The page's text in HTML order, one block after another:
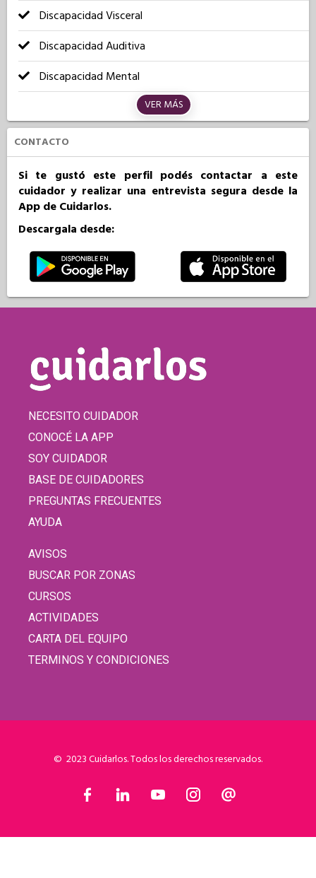
Discapacidad Visceral
Discapacidad Auditiva
Discapacidad Mental
VER MÁS
CONTACTO
Si te gustó este perfil podés contactar a este
cuidador y realizar una entrevista segura desde la
App de Cuidarlos.
Descargala desde:
NECESITO CUIDADOR
CONOCÉ LA APP
SOY CUIDADOR
BASE DE CUIDADORES
PREGUNTAS FRECUENTES
AYUDA
AVISOS
BUSCAR POR ZONAS
CURSOS
ACTIVIDADES
CARTA DEL EQUIPO
TERMINOS Y CONDICIONES
© 2023 Cuidarlos. Todos los derechos reservados.